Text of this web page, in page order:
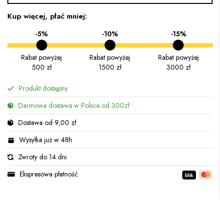
Kup więcej, płać mniej:
-5%
Rabat powyżej
500 zł
-10%
Rabat powyżej
1500 zł
-15%
Rabat powyżej
3000 zł
Produkt dostępny
Darmowa dostawa w Polsce od 300zł
Dostawa od 9,00 zł
Wysyłka już w 48h
Zwroty do 14 dni
Ekspresowa płatność